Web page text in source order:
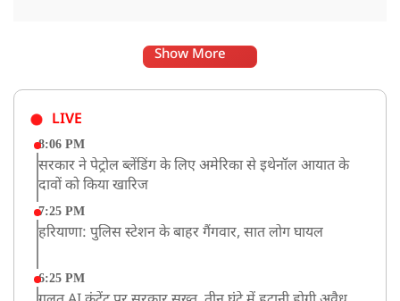
Show More
LIVE
8:06 PM
सरकार ने पेट्रोल ब्लेंडिंग के लिए अमेरिका से इथेनॉल आयात के
दावों को किया खारिज
7:25 PM
हरियाणा: पुलिस स्टेशन के बाहर गैंगवार, सात लोग घायल
6:25 PM